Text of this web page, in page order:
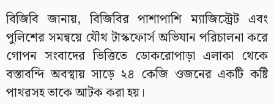
বিজিবি জানায়, বিজিবির পাশাপাশি ম্যাজিস্ট্রেট এবং
পুলিশের সমন্বয়ে যৌথ টাস্কফোর্স অভিযান পরিচালনা করে
গোপন সংবাদের ভিত্তিতে ডোকরোপাড়া এলাকা থেকে
বস্তাবন্দি অবস্থায় সাড়ে ২৪ কেজি ওজনের একটি কষ্টি
পাথরসহ তাকে আটক করা হয়।